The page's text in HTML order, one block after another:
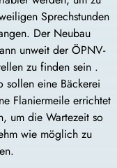
Sprechstunden
Der Neubau
unweit der ÖPNV-
zu finden sein .
sollen eine Bäckerei
Flaniermeile errichtet
um die Wartezeit so
wie möglich zu